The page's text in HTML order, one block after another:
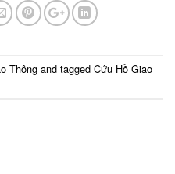
Thông and tagged Cứu Hồ Giao